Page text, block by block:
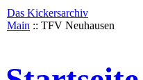
Das Kickersarchiv
Main :: TFV Neuhausen